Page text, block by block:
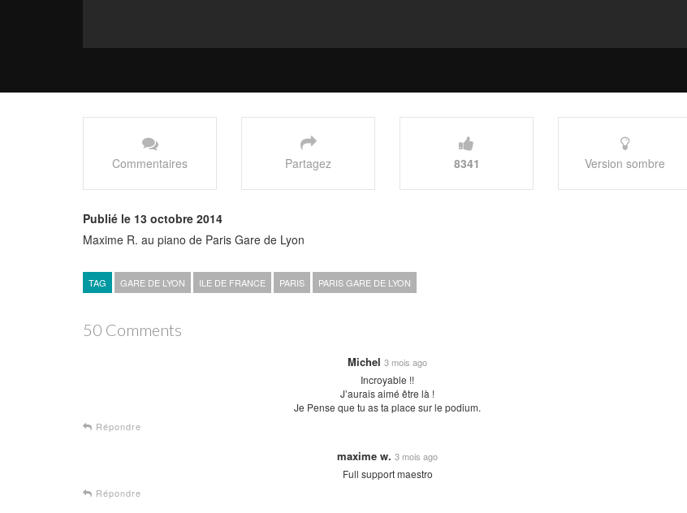
Commentaires Partagez 8341 Version sombre
Publié le 13 octobre 2014
Maxime R. au piano de Paris Gare de Lyon
TAG GARE DE LYON ILE DE FRANCE PARIS PARIS GARE DE LYON
50 Comments
Michel 3 mois ago
Incroyable !!
J’aurais aimé être là !
Je Pense que tu as ta place sur le podium.
Répondre
maxime w. 3 mois ago
Full support maestro
Répondre